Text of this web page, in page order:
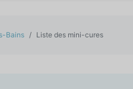
Bains Liste des mini-cures